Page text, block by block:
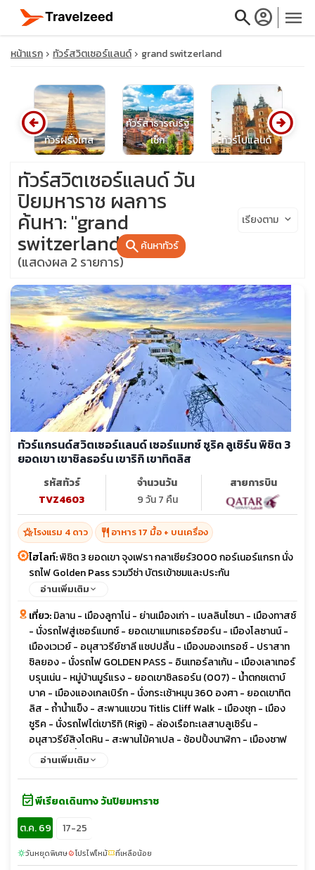
searchaccount_circle menu
close
travel_explore
calendar_month
search
หน้าแรก ทัวร์สวิตเซอร์แลนด์ grand switzerland
ทัวร์ฝรั่งเศส
ทัวร์สาธารณรัฐ
เช็ก
ทัวร์โปแลนด์
arrow_circle_left arrow_circle_right
searchค้นหาทัวร์
ทัวร์สวิตเซอร์แลนด์ วัน
ปิยมหาราช ผลการ
ค้นหา: "grand
switzerland"
(แสดงผล 2 รายการ)
เรียงตาม keyboard_arrow_down
ทัวร์แกรนด์สวิตเซอร์เเลนด์ เซอร์แมทซ์ ซูริค ลูเซิร์น พิชิต 3
ยอดเขา เขาชิลธอร์น เขาริกิ เขาทิตลิส
รหัสทัวร์
TVZ4603
จำนวนวัน
9 วัน 7 คืน
สายการบิน
hotel_classโรงแรม 4 ดาว restaurant อาหาร 17 มื้อ + บนเครื่อง
ไฮไลท์:พิชิต 3 ยอดเขา จุงเฟรา กลาเซียร์3000 กอร์เนอร์แกรท นั่ง
รถไฟ Golden Pass รวมวีซ่า บัตรเข้าชมและประกัน
อ่านเพิ่มเติม
เที่ยว:มิลาน - เมืองลูกาโน่ - ย่านเมืองเก่า - เบลลินโซนา - เมืองทาสซ์
- นั่งรถไฟสู่เซอร์แมทซ์ - ยอดเขาแมทเธอร์ฮอร์น - เมืองโลซานน์ -
เมืองเวเวย์ - อนุสาวรีย์ชาลี แชปปลิ้น - เมืองมองเทรอซ์ - ปราสาท
ซิลยอง - นั่งรถไฟ GOLDEN PASS - อินเทอร์ลาเก้น - เมืองเลาเทอร์
บรุนเน่น - หมู่บ้านมูร์แรง - ยอดเขาชิลธอร์น (007) - น้ำตกชเตาบ์
บาค - เมืองแองเกลเบิร์ก - นั่งกระเช้าหมุน 360 องศา - ยอดเขาทิต
ลิส - ถ้ำน้ำแข็ง - สะพานแขวน Titlis Cliff Walk - เมืองซุก - เมือง
ซูริค - นั่งรถไฟไต่เขาริกิ (Rigi) - ล่องเรือทะเลสาบลูเซิร์น -
อนุสาวรีย์สิงโตหิน - สะพานไม้คาเปล - ช้อปปิ้งนาฬิกา - เมืองซาฟ
เฮาส์เซ่น - น้ำตกไรน์
อ่านเพิ่มเติม
event_availableพีเรียดเดินทาง วันปิยมหาราช
ต.ค. 69
17-25
sunnyวันหยุดพิเศษlocal_fire_departmentโปรไฟไหม้confirmation_numberที่เหลือน้อย